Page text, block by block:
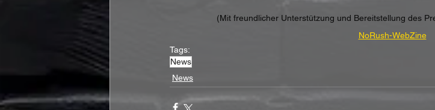
(Mit freundlicher Unterstützung und Bereitstellung des
NoRush-WebZine
Tags:
News
News